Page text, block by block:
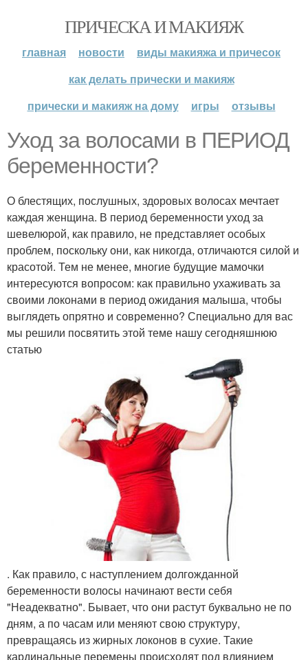
ПРИЧЕСКА И МАКИЯЖ
главная новости
виды макияжа и причесок
как делать прически и макияж
прически и макияж на дому
игры отзывы
Уход за волосами в ПЕРИОД
беременности?
О блестящих, послушных, здоровых волосах мечтает
каждая женщина. В период беременности уход за
шевелюрой, как правило, не представляет особых
проблем, поскольку они, как никогда, отличаются силой и
красотой. Тем не менее, многие будущие мамочки
интересуются вопросом: как правильно ухаживать за
своими локонами в период ожидания малыша, чтобы
выглядеть опрятно и современно? Специально для вас
мы решили посвятить этой теме нашу сегодняшнюю
статью
. Как правило, с наступлением долгожданной
беременности волосы начинают вести себя
"Неадекватно". Бывает, что они растут буквально не по
дням, а по часам или меняют свою структуру,
превращаясь из жирных локонов в сухие. Такие
кардинальные перемены происходят под влиянием